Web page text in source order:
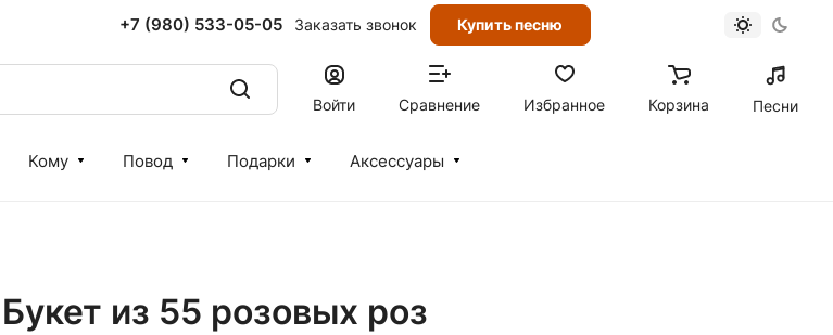
+7 (980) 533-05-05 Заказать звонок Купить песню
Войти Сравнение Избранное Корзина Песни
Кому Повод Подарки Аксессуары
Букет из 55 розовых роз